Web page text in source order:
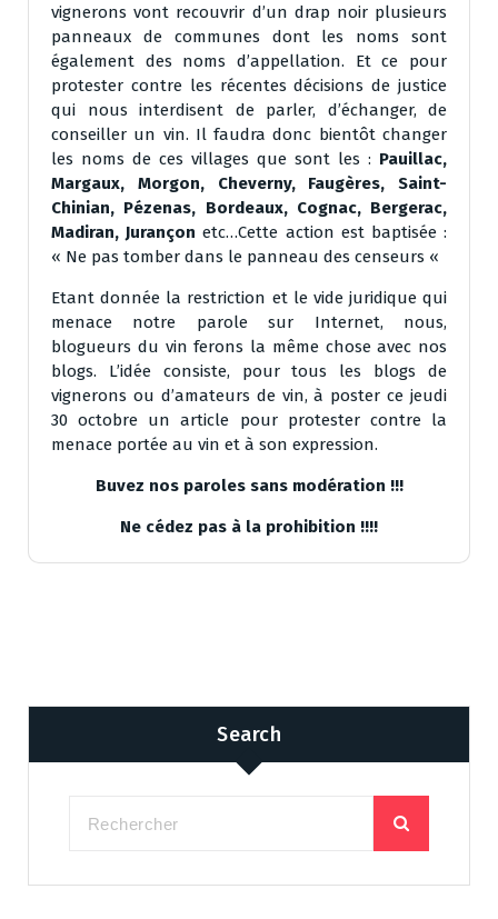
vignerons vont recouvrir d’un drap noir plusieurs
panneaux de communes dont les noms sont
également des noms d’appellation. Et ce pour
protester contre les récentes décisions de justice
qui nous interdisent de parler, d’échanger, de
conseiller un vin. Il faudra donc bientôt changer
les noms de ces villages que sont les : Pauillac,
Margaux, Morgon, Cheverny, Faugères, Saint-
Chinian, Pézenas, Bordeaux, Cognac, Bergerac,
Madiran, Jurançon etc…Cette action est baptisée :
« Ne pas tomber dans le panneau des censeurs «
Etant donnée la restriction et le vide juridique qui
menace notre parole sur Internet, nous,
blogueurs du vin ferons la même chose avec nos
blogs. L’idée consiste, pour tous les blogs de
vignerons ou d’amateurs de vin, à poster ce jeudi
30 octobre un article pour protester contre la
menace portée au vin et à son expression.
Buvez nos paroles sans modération !!!
Ne cédez pas à la prohibition !!!!
Search